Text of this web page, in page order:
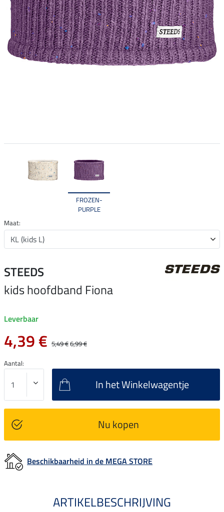
FROZEN-
PURPLE
Maat:
STEEDS
kids hoofdband Fiona
Leverbaar
4,39 € 5,49 €6,99 €
Aantal:
In het Winkelwagentje
Nu kopen
Beschikbaarheid in de MEGA STORE
ARTIKELBESCHRIJVING